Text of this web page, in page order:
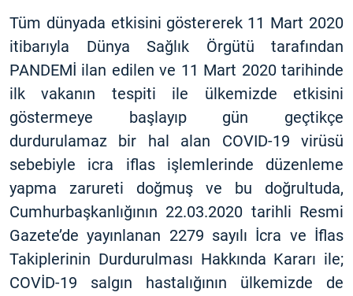
Tüm dünyada etkisini göstererek 11 Mart 2020
itibarıyla Dünya Sağlık Örgütü tarafından
PANDEMİ ilan edilen ve 11 Mart 2020 tarihinde
ilk vakanın tespiti ile ülkemizde etkisini
göstermeye başlayıp gün geçtikçe
durdurulamaz bir hal alan COVID-19 virüsü
sebebiyle icra iflas işlemlerinde düzenleme
yapma zarureti doğmuş ve bu doğrultuda,
Cumhurbaşkanlığının 22.03.2020 tarihli Resmi
Gazete’de yayınlanan 2279 sayılı İcra ve İflas
Takiplerinin Durdurulması Hakkında Kararı ile;
COVİD-19 salgın hastalığının ülkemizde de